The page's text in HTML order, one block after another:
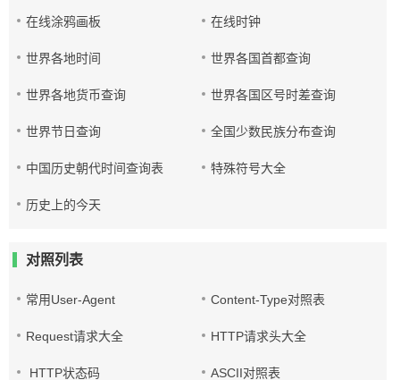
在线涂鸦画板 在线时钟
世界各地时间 世界各国首都查询
世界各地货币查询 世界各国区号时差查询
世界节日查询 全国少数民族分布查询
中国历史朝代时间查询表 特殊符号大全
历史上的今天
对照列表
常用User-Agent Content-Type对照表
Request请求大全 HTTP请求头大全
HTTP状态码 ASCII对照表